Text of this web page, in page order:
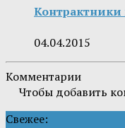
Контрактники
04.04.2015
Комментарии
Чтобы добавить
Свежее: